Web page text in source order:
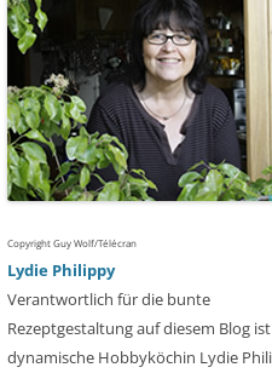
Copyright Guy Wolf/Télécran
Lydie Philippy
Verantwortlich für die bunte
Rezeptgestaltung auf diesem Blog
dynamische Hobbyköchin Lydie